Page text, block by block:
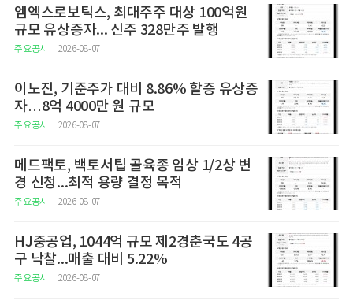
엠엑스로보틱스, 최대주주 대상 100억원
규모 유상증자... 신주 328만주 발행
주요공시 2026-08-07
이노진, 기준주가 대비 8.86% 할증 유상증
자…8억 4000만 원 규모
주요공시 2026-08-07
메드팩토, 백토서팁 골육종 임상 1/2상 변
경 신청...최적 용량 결정 목적
주요공시 2026-08-07
HJ중공업, 1044억 규모 제2경춘국도 4공
구 낙찰...매출 대비 5.22%
주요공시 2026-08-07